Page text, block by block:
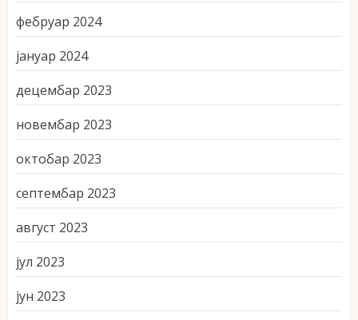
фебруар 2024
јануар 2024
децембар 2023
новембар 2023
октобар 2023
септембар 2023
август 2023
јул 2023
јун 2023